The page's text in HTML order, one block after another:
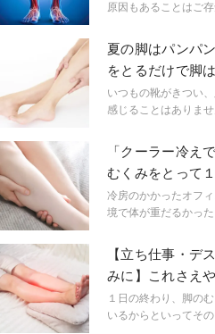
原因もあることはご
ご紹介します。
夏の脚はパンパ
をとるだけで脚
２つの美脚ポー
いつもの靴がきつい
感じることはありま
くと全身の疲れや夏
脚のむくみをほぐし
紹介します。
「クーラー冷え
むくみをとって
前５分ほぐし
冷房のかかったオフ
境で体が重だるかっ
などにゆったりした
【立ち仕事・デ
みに】これさえ
5分脚マッサージ
１日の終わり、脚の
いるからといってそ